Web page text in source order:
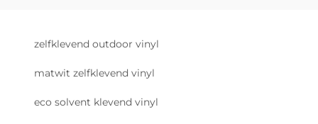
zelfklevend outdoor vinyl
matwit zelfklevend vinyl
eco solvent klevend vinyl